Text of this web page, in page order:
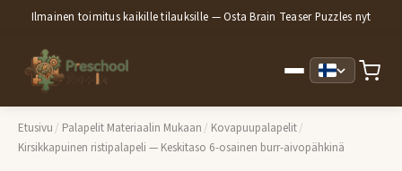
Ilmainen toimitus kaikille tilauksille — Osta Brain Teaser Puzzles nyt
Etusivu / Palapelit Materiaalin Mukaan / Kovapuupalapelit/
Kirsikkapuinen ristipalapeli — Keskitaso 6-osainen burr-aivopähkinä